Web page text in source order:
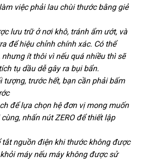
việc phải lau chùi thước bằng giẻ
lưu trữ ở nơi khô, tránh ẩm ướt, và
để hiệu chỉnh chính xác. Có thể
ít thôi vì nếu quá nhiều thì sẽ
tụ dầu dễ gây ra bụi bẩn.
tượng, trước hết, bạn cần phải bấm
để lựa chọn hệ đơn vị mong muốn
nhấn nút ZERO để thiết lập
tắt nguồn điện khi thước không được
máy nếu máy không được sử